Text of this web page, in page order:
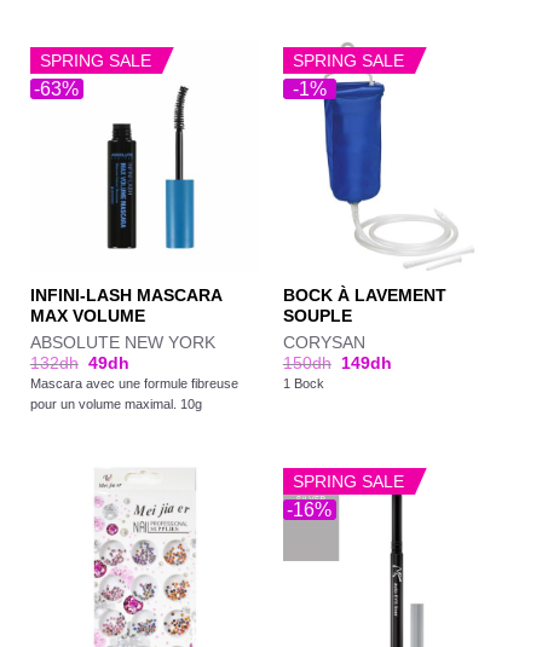
-63%
SPRING SALE
INFINI-LASH MASCARA
MAX VOLUME
ABSOLUTE NEW YORK
132dh 49dh
Mascara avec une formule fibreuse
pour un volume maximal. 10g
-1%
SPRING SALE
BOCK À LAVEMENT
SOUPLE
CORYSAN
150dh 149dh
1 Bock
-16%
SPRING SALE